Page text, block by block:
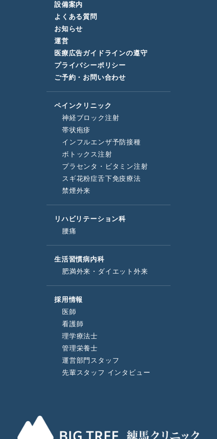
設備案内
よくある質問
お知らせ
運営
医療広告ガイドラインの遵守
プライバシーポリシー
ご予約・お問い合わせ
ペインクリニック
神経ブロック注射
帯状疱疹
インフルエンザ予防接種
ボトックス注射
プラセンタ・ビタミン注射
スギ花粉症舌下免疫療法
禁煙外来
リハビリテーション科
腰痛
生活習慣病内科
肥満外来・ダイエット外来
採用情報
医師
看護師
理学療法士
管理栄養士
運営部門スタッフ
先輩スタッフ インタビュー